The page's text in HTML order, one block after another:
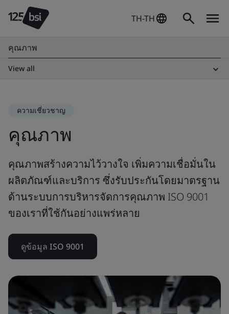
TH-TH
คุณภาพ
View all
ความเชี่ยวชาญ
คุณภาพ
คุณภาพสร้างความไว้วางใจ เพิ่มความเชื่อมั่นใน
ผลิตภัณฑ์และบริการ ซึ่งรับประกันโดยมาตรฐาน
ด้านระบบการบริหารจัดการคุณภาพ ISO 9001
ของเราที่ใช้กันอย่างแพร่หลาย
ดูข้อมูล ISO 9001